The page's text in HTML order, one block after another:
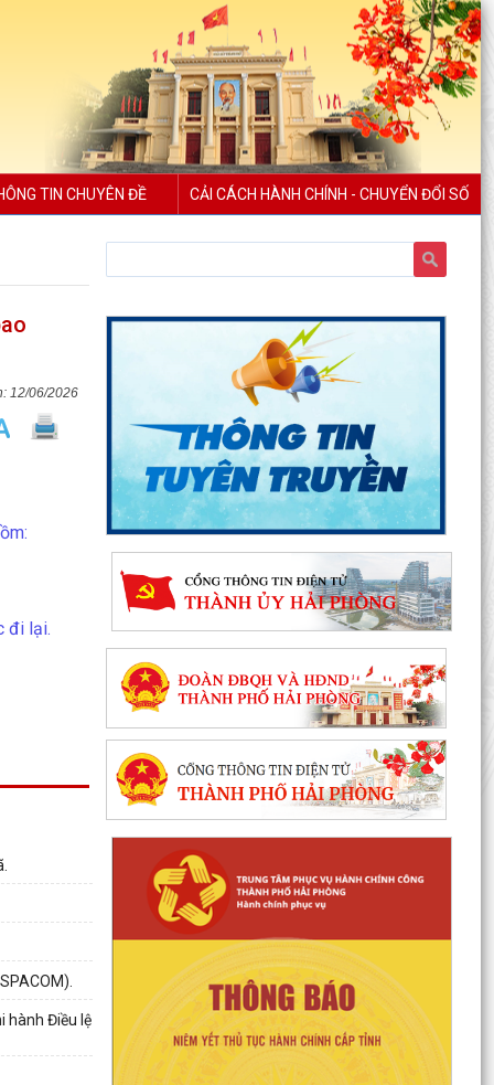
TIN CHUYÊN ĐỀ CẢI CÁCH HÀNH CHÍNH - CHUYỂN ĐỔI SỐ
12/06/2026
đi lại.
hành Điều lệ